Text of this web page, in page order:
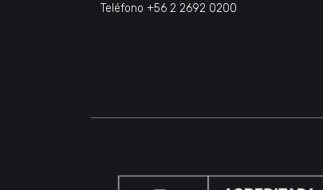
Teléfono +56 2 2692 0200